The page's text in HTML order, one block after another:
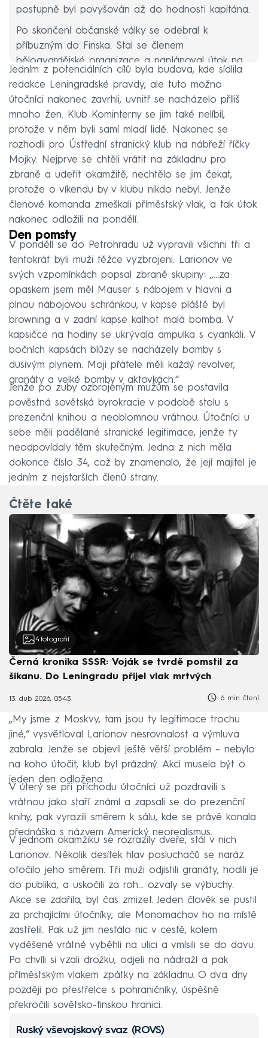
postupně byl povyšován až do hodnosti kapitána.
Po skončení občanské války se odebral k
příbuzným do Finska. Stal se členem
bělogvardějské organizace a naplánoval útok na
komunisty v Petrohradě. V roce 1939 stál v čele
Národní organizace ruské mládeže a pracoval
jako tlumočník Alfréda Rosenberga, nacistického
ministra pro okupovaná východní území. Později
působil jako důstojník v rozvědce Ruské
osvobozenecké armády. Po válce neskončil v
rukách sovětských orgánů jako mnoho
bělogvardějců a usadil se v Mnichově. Pracoval
nejprve pro západoněmeckou rozvědku a později
v rádiu Svobodná Evropa.
Jedním z potenciálních cílů byla budova, kde sídlila
redakce Leningradské pravdy, ale tuto možno
útočníci nakonec zavrhli, uvnitř se nacházelo příliš
mnoho žen. Klub Kominterny se jim také nelíbil,
protože v něm byli samí mladí lidé. Nakonec se
rozhodli pro Ústřední stranický klub na nábřeží říčky
Mojky. Nejprve se chtěli vrátit na základnu pro
zbraně a udeřit okamžitě, nechtělo se jim čekat,
protože o víkendu by v klubu nikdo nebyl. Jenže
členové komanda zmeškali příměstský vlak, a tak útok
nakonec odložili na pondělí.
Den pomsty
V pondělí se do Petrohradu už vypravili všichni tři a
tentokrát byli muži těžce vyzbrojeni. Larionov ve
svých vzpomínkách popsal zbraně skupiny: „…za
opaskem jsem měl Mauser s nábojem v hlavni a
plnou nábojovou schránkou, v kapse pláště byl
browning a v zadní kapse kalhot malá bomba. V
kapsičce na hodiny se ukrývala ampulka s cyankáli. V
bočních kapsách blůzy se nacházely bomby s
dusivým plynem. Moji přátele měli každý revolver,
granáty a velké bomby v aktovkách.“
Jenže po zuby ozbrojeným mužům se postavila
pověstná sovětská byrokracie v podobě stolu s
prezenční knihou a neoblomnou vrátnou. Útočníci u
sebe měli padělané stranické legitimace, jenže ty
neodpovídaly těm skutečným. Jedna z nich měla
dokonce číslo 34, což by znamenalo, že její majitel je
jedním z nejstarších členů strany.
Čtěte také
4 fotografií
Černá kronika SSSR: Voják se tvrdě pomstil za
šikanu. Do Leningradu přijel vlak mrtvých
13. dub 2026, 05:43 6 min čtení
„My jsme z Moskvy, tam jsou ty legitimace trochu
jiné,“ vysvětloval Larionov nesrovnalost a výmluva
zabrala. Jenže se objevil ještě větší problém – nebylo
na koho útočit, klub byl prázdný. Akci musela být o
jeden den odložena.
V úterý se při příchodu útočníci už pozdravili s
vrátnou jako staří známí a zapsali se do prezenční
knihy, pak vyrazili směrem k sálu, kde se právě konala
přednáška s názvem Americký neorealismus.
V jednom okamžiku se rozrazily dveře, stál v nich
Larionov. Několik desítek hlav posluchačů se naráz
otočilo jeho směrem. Tři muži odjistili granáty, hodili je
do publika, a uskočili za roh… ozvaly se výbuchy.
Akce se zdařila, byl čas zmizet. Jeden člověk se pustil
za prchajícími útočníky, ale Monomachov ho na místě
zastřelil. Pak už jim nestálo nic v cestě, kolem
vyděšené vrátné vyběhli na ulici a vmísili se do davu.
Po chvíli si vzali drožku, odjeli na nádraží a pak
příměstským vlakem zpátky na základnu. O dva dny
později po přestřelce s pohraničníky, úspěšně
překročili sovětsko-finskou hranici.
Ruský vševojskový svaz (ROVS)